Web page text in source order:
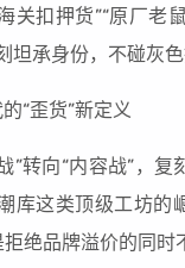
关扣押货”“原厂老
承身份，不碰灰色
“歪货”新定义
”转向“内容战”，
库这类顶级工坊的
绝品牌溢价的同时